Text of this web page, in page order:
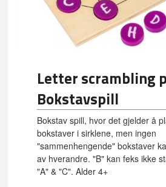
Letter scrambling
Bokstavspill
Bokstav spill, hvor det gjelder å
bokstaver i sirklene, men ingen
"sammenhengende" bokstaver
av hverandre. "B" kan feks ikke
"A" & "C". Alder 4+